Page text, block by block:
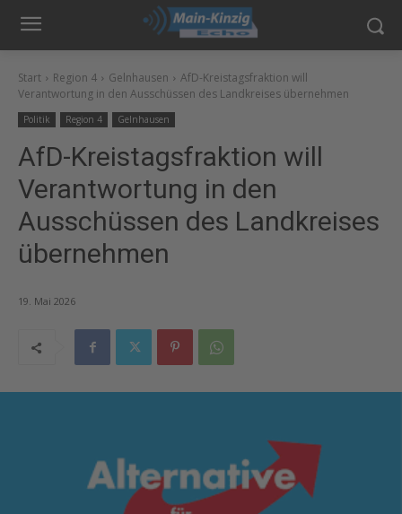
Start Region 4 Gelnhausen
AfD-Kreistagsfraktion will
Verantwortung in den Ausschüssen des Landkreises übernehmen
Politik Region 4 Gelnhausen
AfD-Kreistagsfraktion will
Verantwortung in den
Ausschüssen des Landkreises
übernehmen
19. Mai 2026